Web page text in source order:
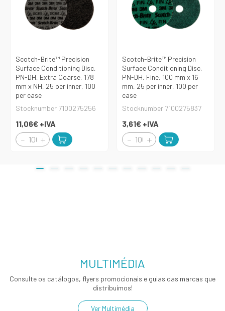
Scotch-Brite™ Precision
Surface Conditioning Disc,
PN-DH, Extra Coarse, 178
mm x NH, 25 per inner, 100
per case
Stocknumber 7100275256
11,06€ +IVA
Scotch-Brite™ Precision
Surface Conditioning Disc,
PN-DH, Fine, 100 mm x 16
mm, 25 per inner, 100 per
case
Stocknumber 7100275837
3,61€ +IVA
MULTIMÉDIA
Consulte os catálogos, flyers promocionais e guias das marcas que
distribuímos!
Ver Multimédia